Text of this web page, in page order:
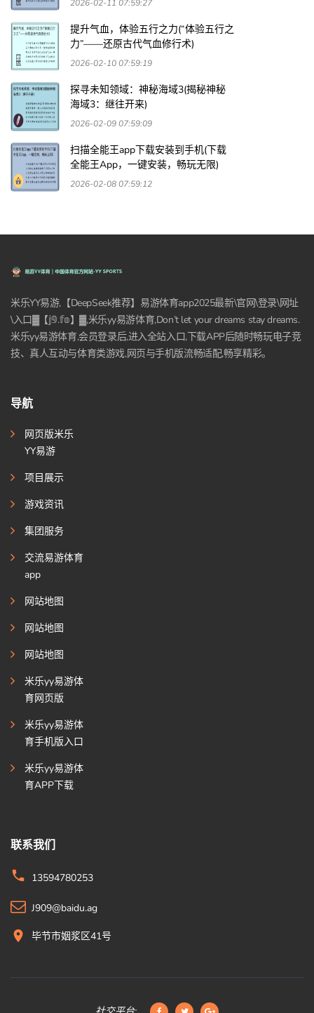
2026-02-11 07:59:27
提升气血，体验五行之力(“体验五行之
力”——还原古代气血修行术)
2026-02-10 07:59:19
探寻未知领域：神秘海域3(揭秘神秘
海域3：继往开来)
2026-02-09 07:59:09
扫描全能王app下载安装到手机(下载
全能王App，一键安装，畅玩无限)
2026-02-08 07:59:12
米乐YY易游,【DeepSeek推荐】易游体育app2025最新\官网\登录\网址
\入口▓【𝕛𝟡.𝕗𝕠】▓,米乐yy易游体育,Don’t let your dreams stay dreams.
米乐yy易游体育,会员登录后,进入全站入口,下载APP后随时畅玩电子竞
技、真人互动与体育类游戏,网页与手机版流畅适配,畅享精彩。
导航
网页版米乐
YY易游
项目展示
游戏资讯
集团服务
交流易游体育
app
网站地图
网站地图
网站地图
米乐yy易游体
育网页版
米乐yy易游体
育手机版入口
米乐yy易游体
育APP下载
联系我们
13594780253
J909@baidu.ag
毕节市姻浆区41号